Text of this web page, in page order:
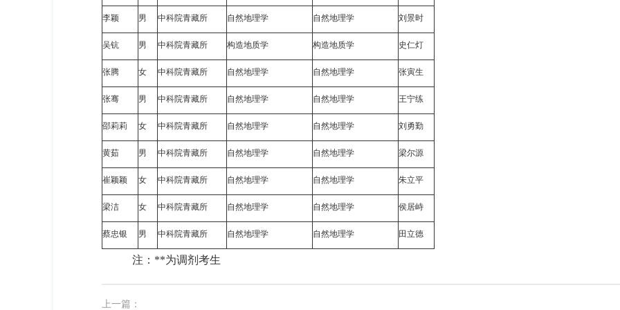
李颖 男 中科院青藏所 自然地理学 自然地理学 刘景时
吴钪 男 中科院青藏所 构造地质学 构造地质学 史仁灯
张腾 女 中科院青藏所 自然地理学 自然地理学 张寅生
张骞 男 中科院青藏所 自然地理学 自然地理学 王宁练
邵莉莉 女 中科院青藏所 自然地理学 自然地理学 刘勇勤
黄茹 男 中科院青藏所 自然地理学 自然地理学 梁尔源
崔颖颖 女 中科院青藏所 自然地理学 自然地理学 朱立平
梁洁 女 中科院青藏所 自然地理学 自然地理学 侯居峙
蔡忠银 男 中科院青藏所 自然地理学 自然地理学 田立德
注： **为调剂考生
上一篇：